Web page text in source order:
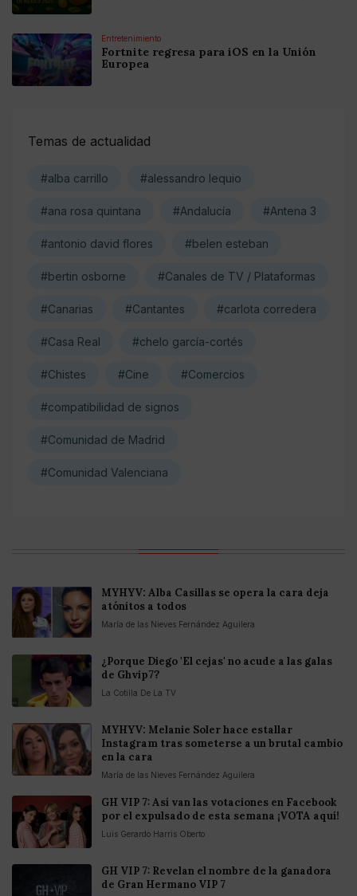
Entretenimiento
Fortnite regresa para iOS en la Unión
Europea
Temas de actualidad
#alba carrillo #alessandro lequio
#ana rosa quintana #Andalucía #Antena 3
#antonio david flores #belen esteban
#bertin osborne #Canales de TV / Plataformas
#Canarias #Cantantes #carlota corredera
#Casa Real #chelo garcía-cortés
#Chistes #Cine #Comercios
#compatibilidad de signos
#Comunidad de Madrid
#Comunidad Valenciana
MYHYV: Alba Casillas se opera la cara deja
atónitos a todos
María de las Nieves Fernández Aguilera
¿Porque Diego 'El cejas' no acude a las galas
de Ghvip7?
La Cotilla De La TV
MYHYV: Melanie Soler hace estallar
Instagram tras someterse a un brutal cambio
en la cara
María de las Nieves Fernández Aguilera
GH VIP 7: Así van las votaciones en Facebook
por el expulsado de esta semana ¡VOTA aquí!
Luis Gerardo Harris Oberto
GH VIP 7: Revelan el nombre de la ganadora
de Gran Hermano VIP 7